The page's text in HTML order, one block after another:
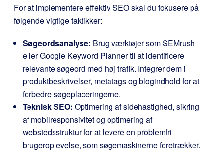
For at implementere effektiv SEO skal du fokusere på
følgende vigtige taktikker:
Søgeordsanalyse: Brug værktøjer som SEMrush
eller Google Keyword Planner til at identificere
relevante søgeord med høj trafik. Integrer dem i
produktbeskrivelser, metatags og blogindhold for at
forbedre søgeplaceringerne.
Teknisk SEO: Optimering af sidehastighed, sikring
af mobilresponsivitet og optimering af
webstedsstruktur for at levere en problemfri
brugeroplevelse, som søgemaskinerne foretrækker.